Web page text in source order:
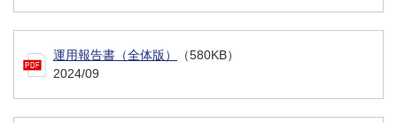
運用報告書（全体版）
（580KB）
2024/09